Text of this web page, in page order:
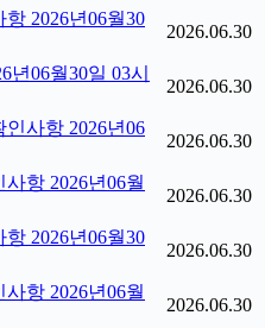
2026년06월30
2026.06.30
06월30일 03시
2026.06.30
사항 2026년06
2026.06.30
항 2026년06월
2026.06.30
2026년06월30
2026.06.30
항 2026년06월
2026.06.30